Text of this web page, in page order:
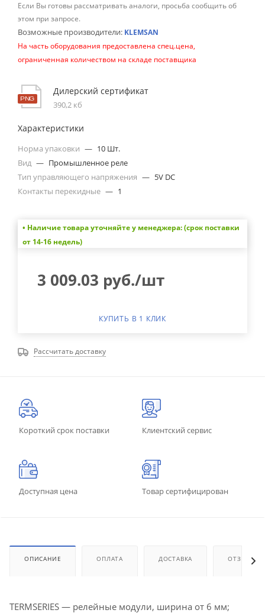
Если Вы готовы рассматривать аналоги, просьба сообщить об
этом при запросе.
Возможные производители: KLEMSAN
На часть оборудования предоставлена спец.цена,
ограниченная количеством на складе поставщика
Дилерский сертификат
390,2 кб
Характеристики
Норма упаковки — 10 Шт.
Вид — Промышленное реле
Тип управляющего напряжения — 5V DC
Контакты перекидные — 1
• Наличие товара уточняйте у менеджера: (срок поставки
от 14-16 недель)
3 009.03 руб./шт
КУПИТЬ В 1 КЛИК
Рассчитать доставку
Короткий срок поставки Клиентский сервис
Доступная цена Товар сертифицирован
ОПИСАНИЕ ОПЛАТА ДОСТАВКА ОТЗЫВЫ
TERMSERIES — релейные модули, ширина от 6 мм;